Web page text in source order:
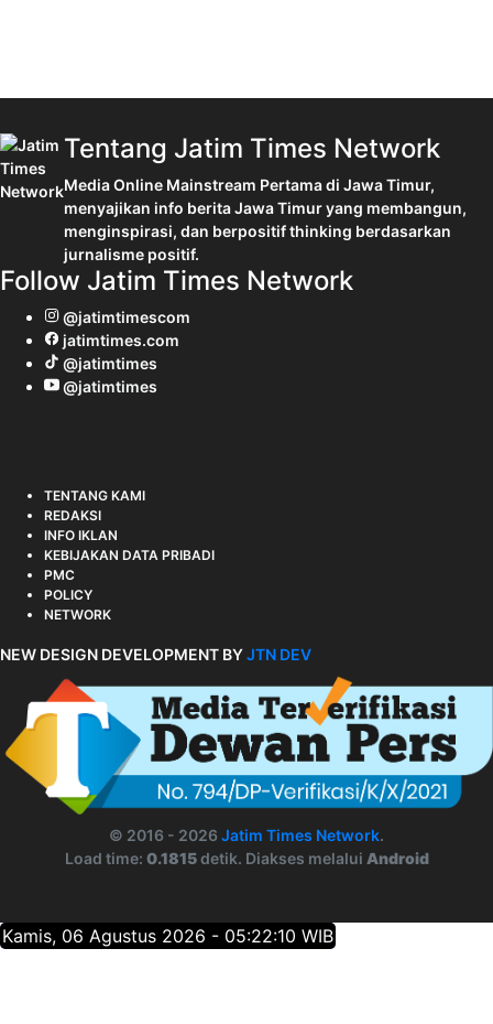
Tentang Jatim Times Network
Media Online Mainstream Pertama di Jawa Timur,
menyajikan info berita Jawa Timur yang membangun,
menginspirasi, dan berpositif thinking berdasarkan
jurnalisme positif.
Follow Jatim Times Network
@jatimtimescom
jatimtimes.com
@jatimtimes
@jatimtimes
TENTANG KAMI
REDAKSI
INFO IKLAN
KEBIJAKAN DATA PRIBADI
PMC
POLICY
NETWORK
NEW DESIGN DEVELOPMENT BYJTN DEV
© 2016 - 2026 Jatim Times Network.
Load time: 0.1815detik. Diakses melalui Android
Kamis, 06 Agustus 2026 - 05:22:11 WIB